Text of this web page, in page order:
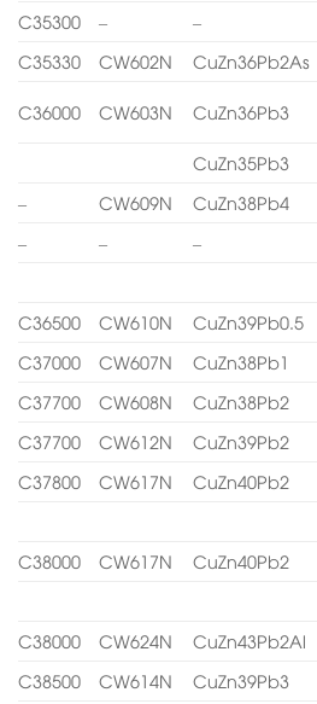
C35300 – –
C35330
CW602N CuZn36Pb2As
C36000 CW603N CuZn36Pb3
CuZn35Pb3
–
CW609N CuZn38Pb4
–
– –
C36500 CW610N CuZn39Pb0.5
C37000
CW607N CuZn38Pb1
C37700
CW608N CuZn38Pb2
C37700
CW612N CuZn39Pb2
C37800
CW617N CuZn40Pb2
C38000 CW617N CuZn40Pb2
C38000 CW624N CuZn43Pb2Al
C38500
CW614N CuZn39Pb3